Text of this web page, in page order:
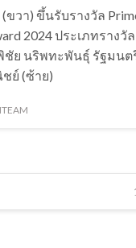
ขวา) ขึ้นรับรางวัล
2024 ประเภทรางวั
ชัย นริพทะพันธุ์ รัฐมนต
ย์ (ซ้าย)